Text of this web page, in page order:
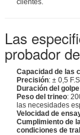
clientes.
Las
probador
Capacidad de las
Precisión: ± 0,5
Duración del golpe
Peso del trineo:
las necesidades
Velocidad de
Cumplimiento de
condiciones de